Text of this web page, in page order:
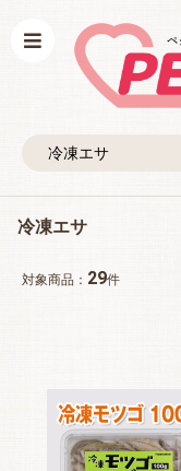
冷凍エサ
対象商品： 29件